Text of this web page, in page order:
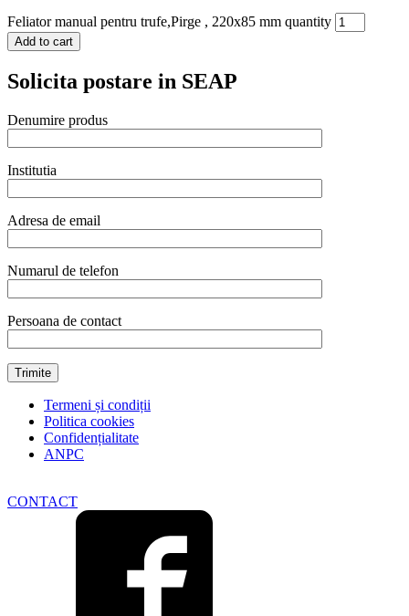
Feliator manual pentru trufe,Pirge , 220x85 mm quantity
Add to cart
Solicita postare in SEAP
Denumire produs
Institutia
Adresa de email
Numarul de telefon
Persoana de contact
Termeni și condiții
Politica cookies
Confidențialitate
ANPC
CONTACT